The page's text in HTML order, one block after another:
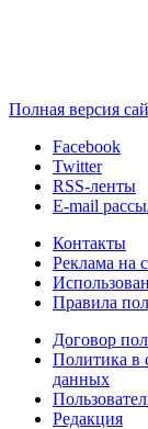
Полная версия
Facebook
Twitter
RSS-ленты
E-mail
Контакты
Реклама на
Правила
Договор
Политика в
данных
Редакция